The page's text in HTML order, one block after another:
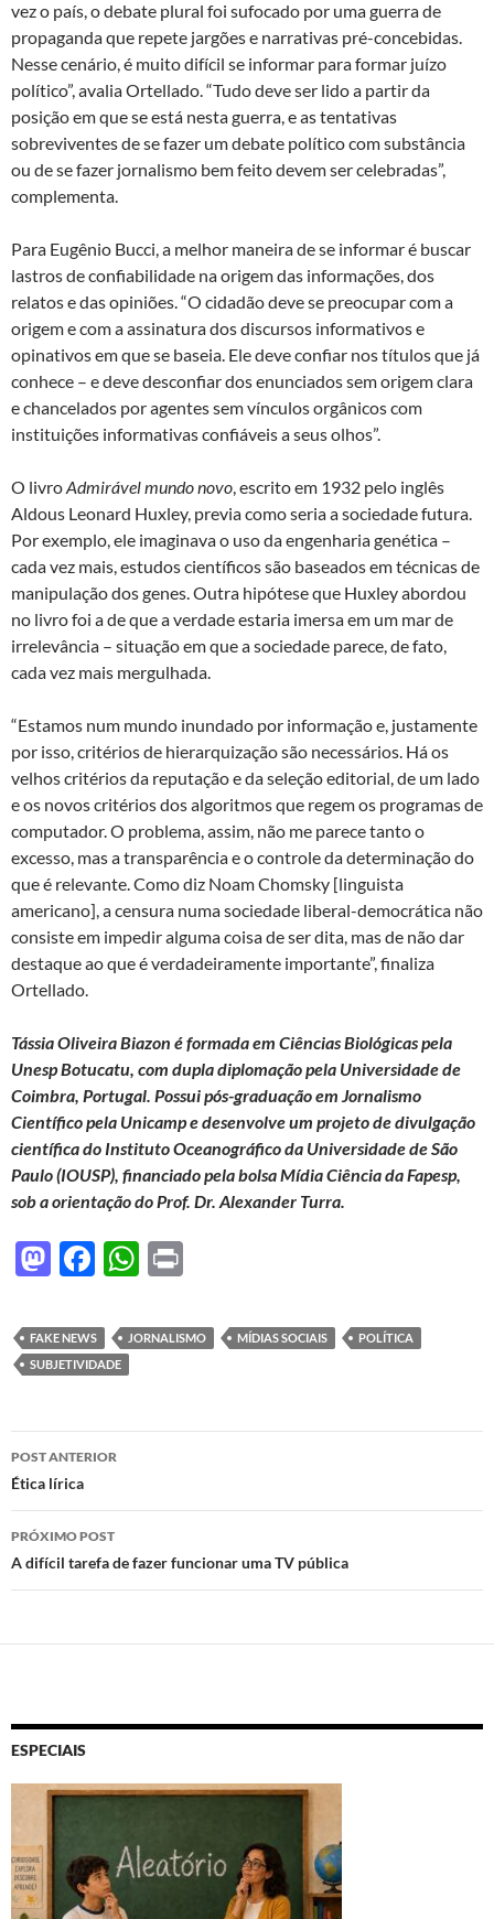
vez o país, o debate plural foi sufocado por uma guerra de
propaganda que repete jargões e narrativas pré-concebidas.
Nesse cenário, é muito difícil se informar para formar juízo
político”, avalia Ortellado. “Tudo deve ser lido a partir da
posição em que se está nesta guerra, e as tentativas
sobreviventes de se fazer um debate político com substância
ou de se fazer jornalismo bem feito devem ser celebradas”,
complementa.
Para Eugênio Bucci, a melhor maneira de se informar é buscar
lastros de confiabilidade na origem das informações, dos
relatos e das opiniões. “O cidadão deve se preocupar com a
origem e com a assinatura dos discursos informativos e
opinativos em que se baseia. Ele deve confiar nos títulos que já
conhece – e deve desconfiar dos enunciados sem origem clara
e chancelados por agentes sem vínculos orgânicos com
instituições informativas confiáveis a seus olhos”.
O livroAdmirável mundo novo, escrito em 1932 pelo inglês
Aldous Leonard Huxley, previa como seria a sociedade futura.
Por exemplo, ele imaginava o uso da engenharia genética –
cada vez mais, estudos científicos são baseados em técnicas de
manipulação dos genes. Outra hipótese que Huxley abordou
no livro foi a de que a verdade estaria imersa em um mar de
irrelevância – situação em que a sociedade parece, de fato,
cada vez mais mergulhada.
“Estamos num mundo inundado por informação e, justamente
por isso, critérios de hierarquização são necessários. Há os
velhos critérios da reputação e da seleção editorial, de um lado
e os novos critérios dos algoritmos que regem os programas de
computador. O problema, assim, não me parece tanto o
excesso, mas a transparência e o controle da determinação do
que é relevante. Como diz Noam Chomsky [linguista
americano], a censura numa sociedade liberal-democrática não
consiste em impedir alguma coisa de ser dita, mas de não dar
destaque ao que é verdadeiramente importante”, finaliza
Ortellado.
Tássia Oliveira Biazon é formada em Ciências Biológicas pela
Unesp Botucatu, com dupla diplomação pela Universidade de
Coimbra, Portugal. Possui pós-graduação em Jornalismo
Científico pela Unicamp e desenvolve um projeto de divulgação
científica do Instituto Oceanográfico da Universidade de São
Paulo (IOUSP), financiado pela bolsa Mídia Ciência da Fapesp,
sob a orientação do Prof. Dr. Alexander Turra.
M
to
d
n
F
e
b
o
k
W
at
s
p
nt
FAKE NEWS JORNALISMO MÍDIAS SOCIAIS
POLÍTICA
SUBJETIVIDADE
Navegação
de
posts
POST ANTERIOR
Ética lírica
PRÓXIMO POST
A difícil tarefa de fazer funcionar uma TV pública
ESPECIAIS